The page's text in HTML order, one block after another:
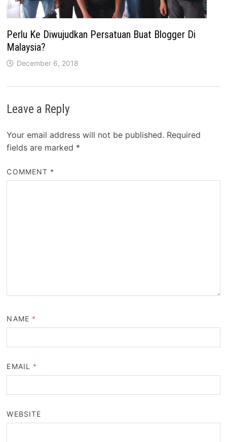
Perlu Ke Diwujudkan Persatuan Buat Blogger Di
Malaysia?
December 6, 2018
Leave a Reply
Your email address will not be published. Required
fields are marked *
COMMENT *
NAME *
EMAIL *
WEBSITE